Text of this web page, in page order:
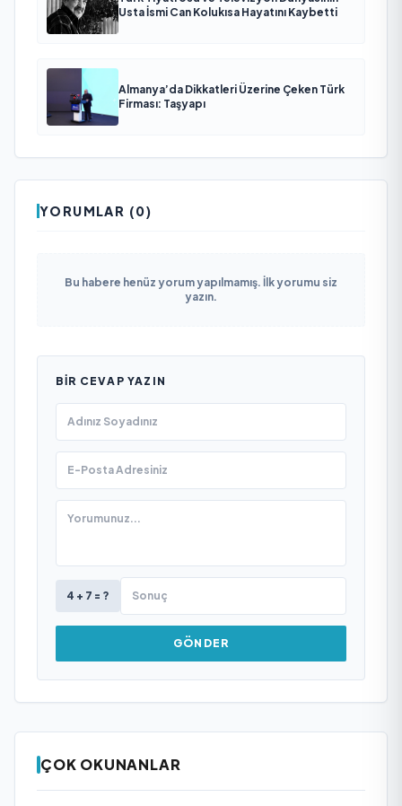
Usta İsmi Can Kolukısa Hayatını Kaybetti
Almanya’da Dikkatleri Üzerine Çeken Türk
Firması: Taşyapı
YORUMLAR (0)
Bu habere henüz yorum yapılmamış. İlk yorumu siz
yazın.
BIR CEVAP YAZIN
4 + 7 = ?
GÖNDER
ÇOK OKUNANLAR